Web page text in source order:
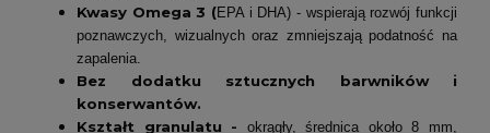
Kwasy Omega 3 (EPA i DHA) - wspierają rozwój funkcji
poznawczych, wizualnych oraz zmniejszają podatność na
zapalenia.
Bez dodatku sztucznych barwników i
konserwantów.
Kształt granulatu - okrągły, średnica około 8 mm,